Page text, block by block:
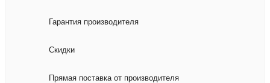
Гарантия производителя
Скидки
Прямая поставка от производителя